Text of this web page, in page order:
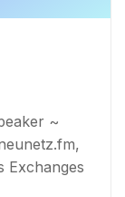
~
Exchanges